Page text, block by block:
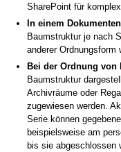
SharePoint für
In einem
Baumstruktur je nach
anderer Ordnungsform
Bei der Ordnung von
Baumstruktur
Archivräume oder
zugewiesen werden.
Serie können
beispielsweise am
bis sie abgeschlossen